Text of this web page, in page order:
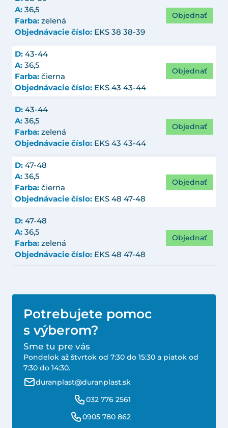
A: 36,5
Farba: zelená
Objednávacie číslo: EKS 38 38-39
Objednať
D: 43-44
A: 36,5
Farba: čierna
Objednávacie číslo: EKS 43 43-44
Objednať
D: 43-44
A: 36,5
Farba: zelená
Objednávacie číslo: EKS 43 43-44
Objednať
D: 47-48
A: 36,5
Farba: čierna
Objednávacie číslo: EKS 48 47-48
Objednať
D: 47-48
A: 36,5
Farba: zelená
Objednávacie číslo: EKS 48 47-48
Objednať
Potrebujete pomoc
s výberom?
Sme tu pre vás
Pondelok až štvrtok od 7:30 do 15:30 a piatok od
7:30 do 14:30.
duranplast@duranplast.sk
032 776 2561
0905 780 862